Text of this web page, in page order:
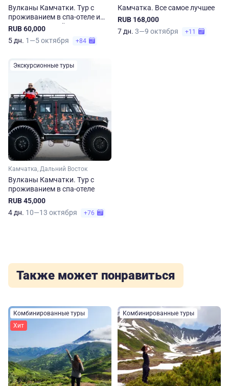
Вулканы Камчатки. Тур с
проживанием в спа-отеле и
этнопрограммой
RUB 60,000
5 дн. 1—5 октября +84
Камчатка. Все самое лучшее
RUB 168,000
7 дн. 3—9 октября +11
Экскурсионные туры
Камчатка, Дальний Восток
Вулканы Камчатки. Тур с
проживанием в спа-отеле
RUB 45,000
4 дн. 10—13 октября +76
Также может понравиться
Комбинированные туры
Хит
Комбинированные туры